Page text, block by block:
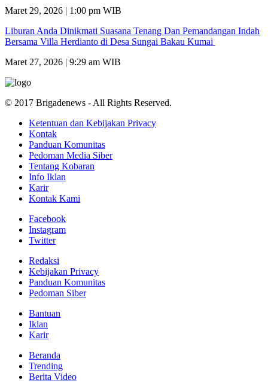
Maret 29, 2026 | 1:00 pm WIB
Liburan Anda Dinikmati Suasana Tenang Dan Pemandangan Indah
Bersama Villa Herdianto di Desa Sungai Bakau Kumai
Maret 27, 2026 | 9:29 am WIB
© 2017 Brigadenews - All Rights Reserved.
Ketentuan dan Kebijakan Privacy
Kontak
Panduan Komunitas
Pedoman Media Siber
Tentang Kobaran
Info Iklan
Karir
Kontak Kami
Facebook
Instagram
Twitter
Redaksi
Kebijakan Privacy
Panduan Komunitas
Pedoman Siber
Bantuan
Iklan
Karir
Beranda
Trending
Berita Video